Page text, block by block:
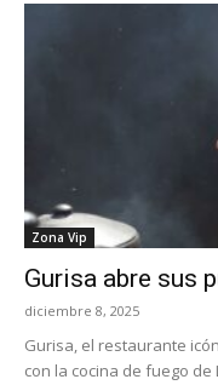
Zona Vip
Gurisa abre sus
diciembre 8, 2025
Gurisa, el restaurante
con la cocina de fuego de